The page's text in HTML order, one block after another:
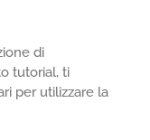
di
tutorial, ti
per utilizzare la